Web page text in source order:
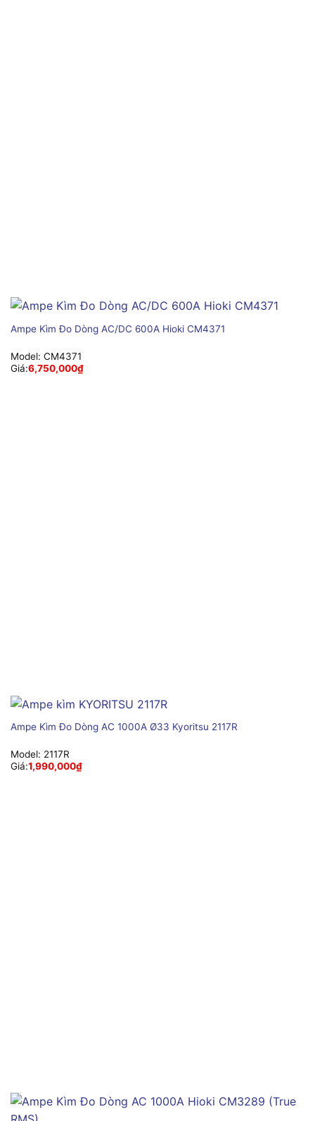
Ampe Kìm Đo Dòng AC/DC 600A Hioki CM4371
Model: CM4371
Giá:6,750,000₫
Ampe Kìm Đo Dòng AC 1000A Ø33 Kyoritsu 2117R
Model: 2117R
Giá:1,990,000₫